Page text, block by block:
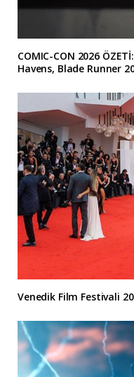
COMIC-CON 2026
Havens, Blade Runner
Venedik Film Festivali